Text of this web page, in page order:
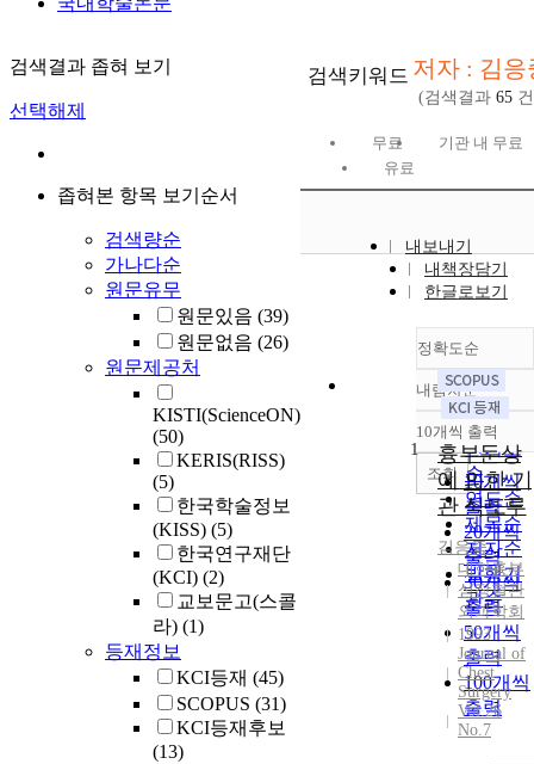
검색결과 좁혀 보기
선택해제
좁혀본 항목 보기순서
검색량순
가나다순
원문유무
원문있음 (39)
원문없음 (26)
원문제공처
KISTI(ScienceON)
(50)
KERIS(RISS)
(5)
한국학술정보
(KISS) (5)
한국연구재단
(KCI) (2)
교보문고(스콜
라) (1)
등재정보
KCI등재 (45)
SCOPUS (31)
KCI등재후보
(13)
검색키워드 저자 : 김응
(검색결과 65
무료
기관 내 무료
유료
내보내기
내책장담기
한글로보기
정확도순
정확도
순
인기도
순
연도순
제목순
저자순
발행기
관순
내림차순
내림차
10개씩 출력
10개씩
출력
20개씩
출력
30개씩
출력
50개씩
출력
100개씩
출력
조회
1
흉부둔상
에 의한 기
관 식도루
김응중
대한흉부
심장혈관
외과학회
1993
Journal of
Chest
Surgery
Vol.26
No.7